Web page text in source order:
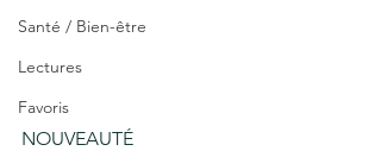
Santé / Bien-être
Lectures
Favoris
NOUVEAUTÉ